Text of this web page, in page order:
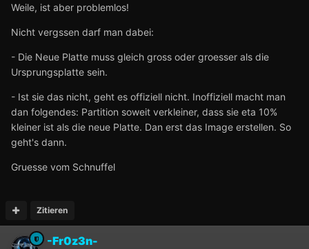
Weile, ist aber problemlos!
Nicht vergssen darf man dabei:
- Die Neue Platte muss gleich gross oder groesser als die
Ursprungsplatte sein.
- Ist sie das nicht, geht es offiziell nicht. Inoffiziell macht man
dan folgendes: Partition soweit verkleiner, dass sie eta 10%
kleiner ist als die neue Platte. Dan erst das Image erstellen. So
geht's dann.
Gruesse vom Schnuffel
Zitieren
-Fr0z3n-